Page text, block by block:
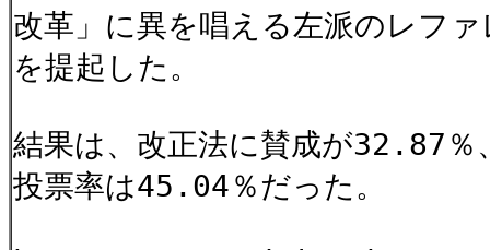
改革」に異を唱える左派のレフ
を提起した。
結果は、改正法に賛成が32.87
投票率は45.04％だった。